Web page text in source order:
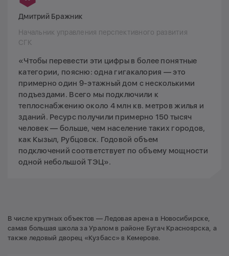
Дмитрий Бражник
Начальник управления перспективного развития
СГК
«Чтобы перевести эти цифры в более понятные
категории, поясню: одна гигакалория — это
примерно один 9-этажный дом с несколькими
подъездами. Всего мы подключили к
теплоснабжению около 4 млн кв. метров жилья и
зданий. Ресурс получили примерно 150 тысяч
человек — больше, чем население таких городов,
как Кызыл, Рубцовск. Годовой объем
подключений соответствует по объему мощности
одной небольшой ТЭЦ».
В числе крупных объектов — Ледовая арена в Новосибирске,
самая большая школа за Уралом в районе Бугач Красноярска, а
также ледовый дворец «Кузбасс» в Кемерове.